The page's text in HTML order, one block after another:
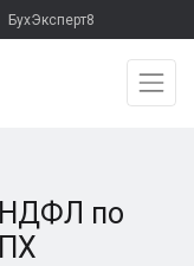
БухЭксперт8
НДФЛ по